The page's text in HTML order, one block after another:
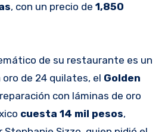
, con un precio de 1,850
de su restaurante es un
de 24 quilates, el Golden
con láminas de oro
cuesta 14 mil pesos,